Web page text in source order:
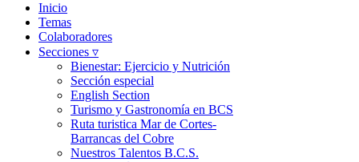
Inicio
Temas
Colaboradores
Secciones ▿
Bienestar: Ejercicio y Nutrición
Sección especial
English Section
Turismo y Gastronomía en BCS
Ruta turistica Mar de Cortes-
Barrancas del Cobre
Nuestros Talentos B.C.S.